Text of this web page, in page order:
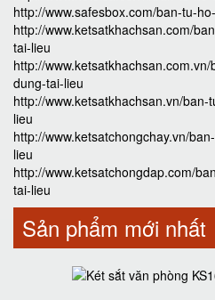
http://www.safesbox.com/ban-tu-
http://www.ketsatkhachsan.com/
tai-lieu
http://
dung-tai-lieu
http://www.ketsatkhachsan.vn/
lieu
http://www.ketsatchongchay.vn/
lieu
http://www.ketsatchongdap.com/
tai-lieu
Sản phẩm mới nhất